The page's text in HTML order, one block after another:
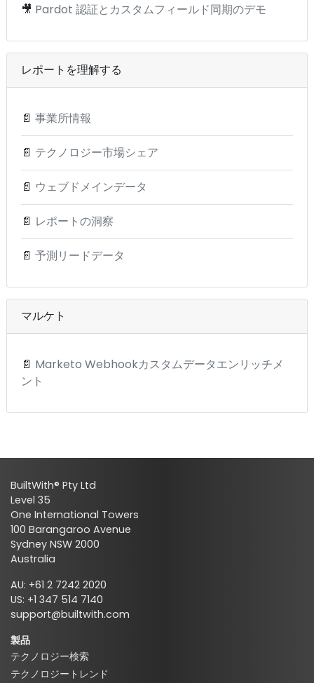
🎥 Pardot 認証とカスタムフィールド同期のデモ
レポートを理解する
📄 事業所情報
📄 テクノロジー市場シェア
📄 ウェブドメインデータ
📄 レポートの洞察
📄 予測リードデータ
マルケト
📄 Marketo Webhookカスタムデータエンリッチメ
ント
BuiltWith® Pty Ltd
Level 35
One International Towers
100 Barangaroo Avenue
Sydney NSW 2000
Australia
AU: +61 2 7242 2020
US: +1 347 514 7140
support@builtwith.com
製品
テクノロジー検索
テクノロジートレンド